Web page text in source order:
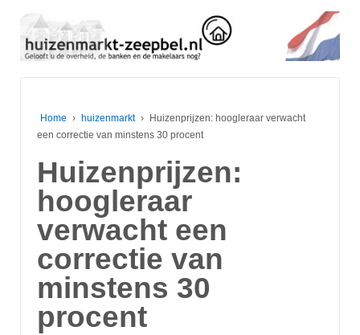
Home › huizenmarkt ›
Huizenprijzen: hoogleraar verwacht
een correctie van minstens 30 procent
Huizenprijzen:
hoogleraar
verwacht een
correctie van
minstens 30
procent